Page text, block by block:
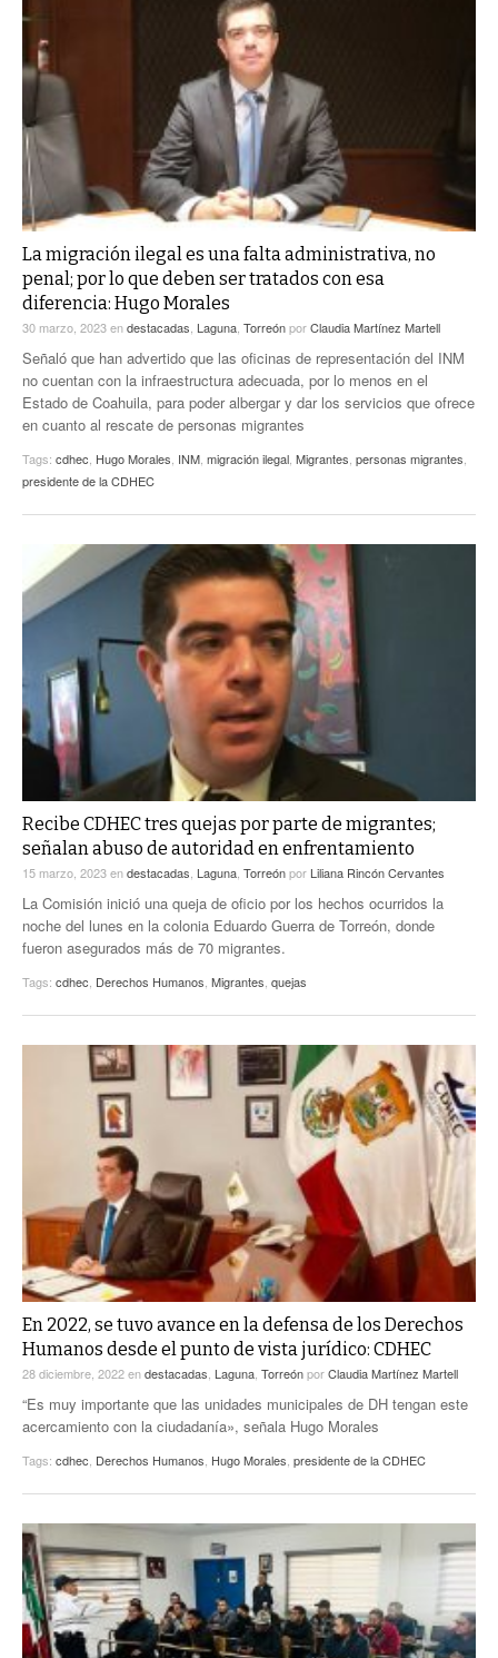
La migración ilegal es una falta administrativa, no
penal; por lo que deben ser tratados con esa
diferencia: Hugo Morales
30 marzo, 2023endestacadas, Laguna, TorreónporClaudia Martínez Martell
Señaló que han advertido que las oficinas de representación del INM
no cuentan con la infraestructura adecuada, por lo menos en el
Estado de Coahuila, para poder albergar y dar los servicios que ofrece
en cuanto al rescate de personas migrantes
Tags: cdhec, Hugo Morales, INM, migración ilegal, Migrantes, personas migrantes,
presidente de la CDHEC
Recibe CDHEC tres quejas por parte de migrantes;
señalan abuso de autoridad en enfrentamiento
15 marzo, 2023endestacadas Laguna Torreónpor Liliana Rincón Cervantes
La Comisión inició una queja de oficio por los hechos ocurridos la
noche del lunes en la colonia Eduardo Guerra de Torreón, donde
fueron asegurados más de 70 migrantes.
Tags: cdhec Derechos Humanos Migrantes quejas
En 2022, se tuvo avance en la defensa de los Derechos
Humanos desde el punto de vista jurídico: CDHEC
28 diciembre, 2022endestacadas Laguna TorreónporClaudia Martínez Martell
“Es muy importante que las unidades municipales de DH tengan este
acercamiento con la ciudadanía», señala Hugo Morales
Tags: cdhec Derechos Humanos Hugo Morales presidente de la CDHEC